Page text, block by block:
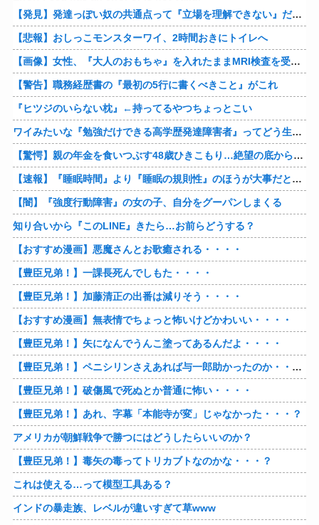
【発見】発達っぽい奴の共通点って『立場を理解できない』だよな
【悲報】おしっこモンスターワイ、2時間おきにトイレへ
【画像】女性、『大人のおもちゃ』を入れたままMRI検査を受けた結果 →
【警告】職務経歴書の『最初の5行に書くべきこと』がこれ
『ヒツジのいらない枕』←持ってるやつちょっとこい
ワイみたいな『勉強だけできる高学歴発達障害者』ってどう生きたらいいんや？
【驚愕】親の年金を食いつぶす48歳ひきこもり…絶望の底から家族を救ったのは『障害基礎年金』だった
【速報】『睡眠時間』より『睡眠の規則性』のほうが大事だと判明
【闇】『強度行動障害』の女の子、自分をグーパンしまくる
知り合いから『このLINE』きたら…お前らどうする？
【おすすめ漫画】悪魔さんとお歌癒される・・・・
【豊臣兄弟！】一課長死んでしもた・・・・
【豊臣兄弟！】加藤清正の出番は減りそう・・・・
【おすすめ漫画】無表情でちょっと怖いけどかわいい・・・・
【豊臣兄弟！】矢になんでうんこ塗ってあるんだよ・・・・
【豊臣兄弟！】ペニシリンさえあれば与一郎助かったのか・・・？
【豊臣兄弟！】破傷風で死ぬとか普通に怖い・・・・
【豊臣兄弟！】あれ、字幕「本能寺が変」じゃなかった・・・？
アメリカが朝鮮戦争で勝つにはどうしたらいいのか？
【豊臣兄弟！】毒矢の毒ってトリカブトなのかな・・・？
これは使える…って模型工具ある？
インドの暴走族、レベルが違いすぎて草www